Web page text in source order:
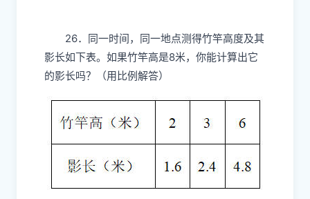
26．同一时间，同一地点测得竹竿高度及其
影长如下表。如果竹竿高是8米，你能计算出它
的影长吗？（用比例解答）